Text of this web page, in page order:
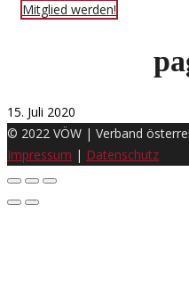
Mitglied werden!
15. Juli 2020
© 2022 VÖW | Verband
Impressum | Datenschutz